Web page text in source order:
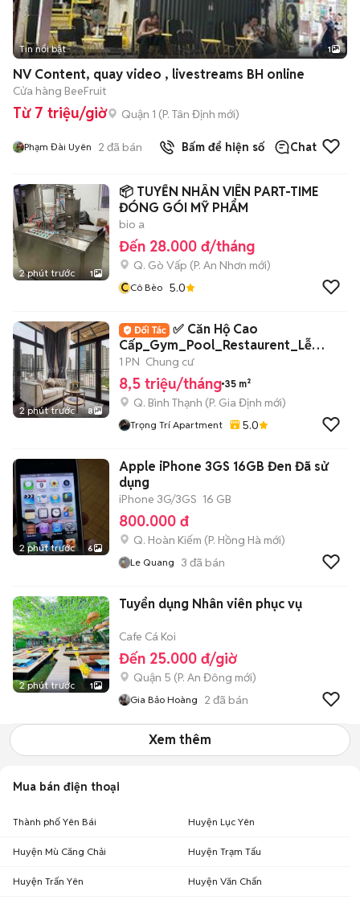
Tin nổi bật 1
NV Content, quay video , livestreams BH online
Cửa hàng BeeFruit
Từ 7 triệu/giờ Quận 1 (P. Tân Định mới)
Phạm Đài Uyên 2 đã bán Bấm để hiện số Chat
2 phút trước 1
📦 TUYỂN NHÂN VIÊN PART-TIME
ĐÓNG GÓI MỸ PHẨM
bio a
Đến 28.000 đ/tháng
Q. Gò Vấp (P. An Nhơn mới)
CCô Bèo 5.0
2 phút trước 8
✅ Căn Hộ Cao
Cấp_Gym_Pool_Restaurent_Lễ
tân_Bảo vệ 24/24 An ninh ✅
1 PN Chung cư
8,5 triệu/tháng 35 m²
Q. Bình Thạnh (P. Gia Định mới)
Trọng Trí Apartment 5.0
2 phút trước 6
Apple iPhone 3GS 16GB Đen Đã sử
dụng
iPhone 3G/3GS 16 GB
800.000 đ
Q. Hoàn Kiếm (P. Hồng Hà mới)
Le Quang 3 đã bán
2 phút trước 1
Tuyển dụng Nhân viên phục vụ
Cafe Cá Koi
Đến 25.000 đ/giờ
Quận 5 (P. An Đông mới)
Gia Bảo Hoàng 2 đã bán
Xem thêm
Mua bán điện thoại
Thành phố Yên Bái Huyện Lục Yên
Huyện Mù Căng Chải Huyện Trạm Tấu
Huyện Trấn Yên Huyện Văn Chấn